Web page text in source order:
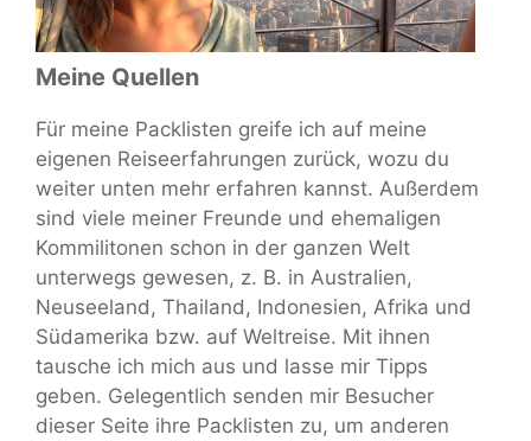
Meine Quellen
Für meine Packlisten greife ich auf meine
eigenen Reiseerfahrungen zurück, wozu du
weiter unten mehr erfahren kannst. Außerdem
sind viele meiner Freunde und ehemaligen
Kommilitonen schon in der ganzen Welt
unterwegs gewesen, z. B. in Australien,
Neuseeland, Thailand, Indonesien, Afrika und
Südamerika bzw. auf Weltreise. Mit ihnen
tausche ich mich aus und lasse mir Tipps
geben. Gelegentlich senden mir Besucher
dieser Seite ihre Packlisten zu, um anderen